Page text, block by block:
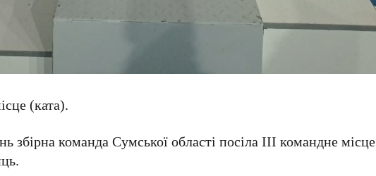
(ката).
збірна команда Сумської області посіла ІІІ командне місце